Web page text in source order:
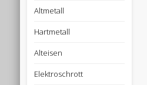
Altmetall
Hartmetall
Alteisen
Elektroschrott